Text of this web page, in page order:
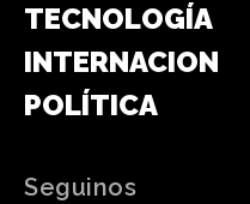
TECNOLOGÍA
INTERNACIONAL
POLÍTICA
Seguinos